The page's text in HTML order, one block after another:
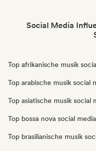
Social Media
Top afrikanische musik
Top arabische musik social
Top asiatische musik social
Top bossa nova social
Top brasilianische musik